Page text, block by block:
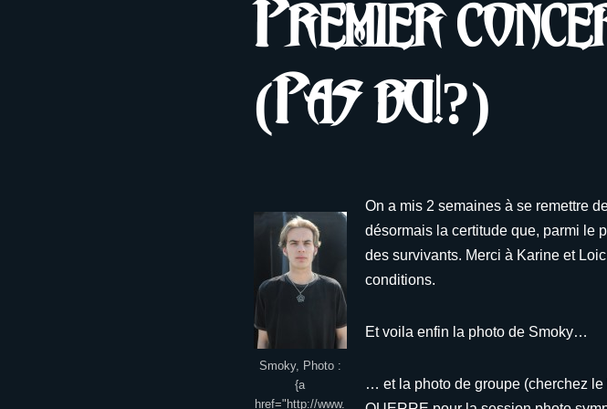
Premier
(Pas bu!?)
Smoky, Photo :
{a
href="http://www.
On a mis 2 semaines à se remettre
désormais la certitude que, parmi le
des survivants. Merci à Karine et
conditions.
Et voila enfin la photo de Smoky…
… et la photo de groupe (cherchez le